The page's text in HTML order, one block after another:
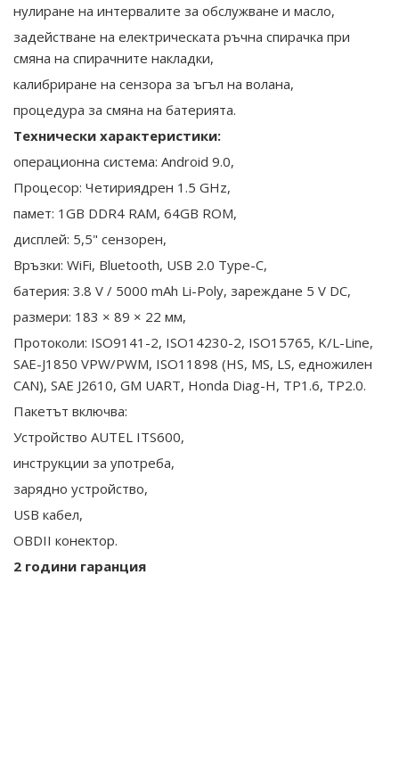
нулиране на интервалите за обслужване и масло,
задействане на електрическата ръчна спирачка при
смяна на спирачните накладки,
калибриране на сензора за ъгъл на волана,
процедура за смяна на батерията.
Технически характеристики:
операционна система: Android 9.0,
Процесор: Четириядрен 1.5 GHz,
памет: 1GB DDR4 RAM, 64GB ROM,
дисплей: 5,5" сензорен,
Връзки: WiFi, Bluetooth, USB 2.0 Type-C,
батерия: 3.8 V / 5000 mAh Li-Poly, зареждане 5 V DC,
размери: 183 × 89 × 22 мм,
Протоколи: ISO9141-2, ISO14230-2, ISO15765, K/L-Line,
SAE-J1850 VPW/PWM, ISO11898 (HS, MS, LS, едножилен
CAN), SAE J2610, GM UART, Honda Diag-H, TP1.6, TP2.0.
Пакетът включва:
Устройство AUTEL ITS600,
инструкции за употреба,
зарядно устройство,
USB кабел,
OBDII конектор.
2 години гаранция